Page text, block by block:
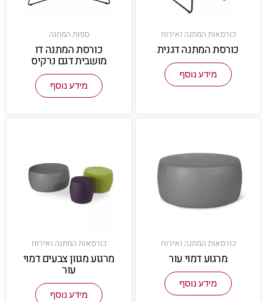
כורסאות המתנה ואירוח
כורסת המתנה דגנית
מידע נוסף
ספות המתנה
כורסת המתנה דו
מושבית דגם נרקיס
מידע נוסף
כורסאות המתנה ואירוח
מרגוע דמוי עור
מידע נוסף
כורסאות המתנה ואירוח
מרגוע מגוון צבעים דמוי
עור
מידע נוסף